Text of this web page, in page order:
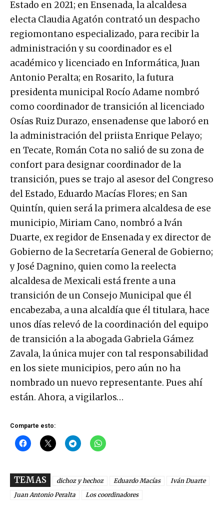
Estado en 2021; en Ensenada, la alcaldesa
electa Claudia Agatón contrató un despacho
regiomontano especializado, para recibir la
administración y su coordinador es el
académico y licenciado en Informática, Juan
Antonio Peralta; en Rosarito, la futura
presidenta municipal Rocío Adame nombró
como coordinador de transición al licenciado
Osías Ruiz Durazo, ensenadense que laboró en
la administración del priista Enrique Pelayo;
en Tecate, Román Cota no salió de su zona de
confort para designar coordinador de la
transición, pues se trajo al asesor del Congreso
del Estado, Eduardo Macías Flores; en San
Quintín, quien será la primera alcaldesa de ese
municipio, Miriam Cano, nombró a Iván
Duarte, ex regidor de Ensenada y ex director de
Gobierno de la Secretaría General de Gobierno;
y José Dagnino, quien como la reelecta
alcaldesa de Mexicali está frente a una
transición de un Consejo Municipal que él
encabezaba, a una alcaldía que él titulara, hace
unos días relevó de la coordinación del equipo
de transición a la abogada Gabriela Gámez
Zavala, la única mujer con tal responsabilidad
en los siete municipios, pero aún no ha
nombrado un nuevo representante. Pues ahí
están. Ahora, a vigilarlos…
Comparte esto:
TEMAS dichoz y hechoz Eduardo Macías
Iván Duarte
Juan Antonio Peralta
Los coordinadores